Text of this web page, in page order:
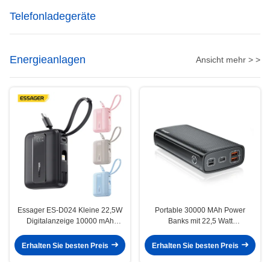
Telefonladegeräte
Energieanlagen Ansicht mehr > >
Essager ES-D024 Kleine 22,5W
Digitalanzeige 10000 mAh
integriertem Kabel
Erhalten Sie besten Preis
Portable 30000 MAh Power
Banks mit 22,5 Watt
Ausgabe
Erhalten Sie besten Preis